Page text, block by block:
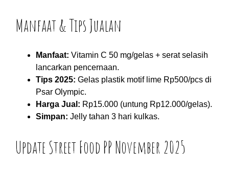
Manfaat & Tips Jualan
Manfaat: Vitamin C 50 mg/gelas + serat selasih
lancarkan pencernaan.
Tips 2025: Gelas plastik motif lime Rp500/pcs di
Psar Olympic.
Harga Jual: Rp15.000 (untung Rp12.000/gelas).
Simpan: Jelly tahan 3 hari kulkas.
Update Street Food PP November 2025